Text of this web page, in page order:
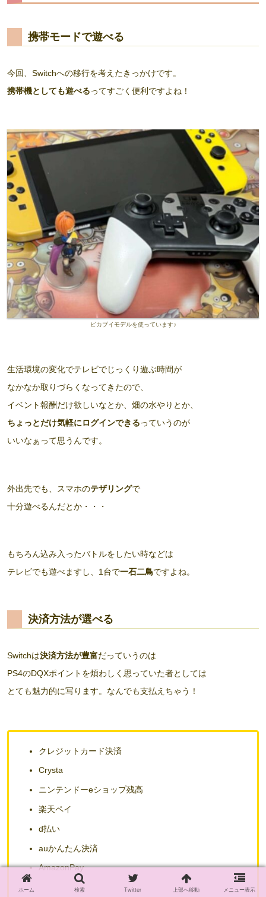
携帯モードで遊べる
今回、Switchへの移行を考えたきっかけです。
携帯機としても遊べるってすごく便利ですよね！
ピカブイモデルを使っています♪
生活環境の変化でテレビでじっくり遊ぶ時間が
なかなか取りづらくなってきたので、
イベント報酬だけ欲しいなとか、畑の水やりとか、
ちょっとだけ気軽にログインできるっていうのが
いいなぁって思うんです。
外出先でも、スマホのテザリングで
十分遊べるんだとか・・・
もちろん込み入ったバトルをしたい時などは
テレビでも遊べますし、1台で一石二鳥ですよね。
決済方法が選べる
Switchは決済方法が豊富だっていうのは
PS4のDQXポイントを煩わしく思っていた者としては
とても魅力的に写ります。なんでも支払えちゃう！
クレジットカード決済
Crysta
ニンテンドーeショップ残高
楽天ペイ
d払い
auかんたん決済
AmazonPay
ホーム 検索 Twitter 上部へ移動 メニュー表示